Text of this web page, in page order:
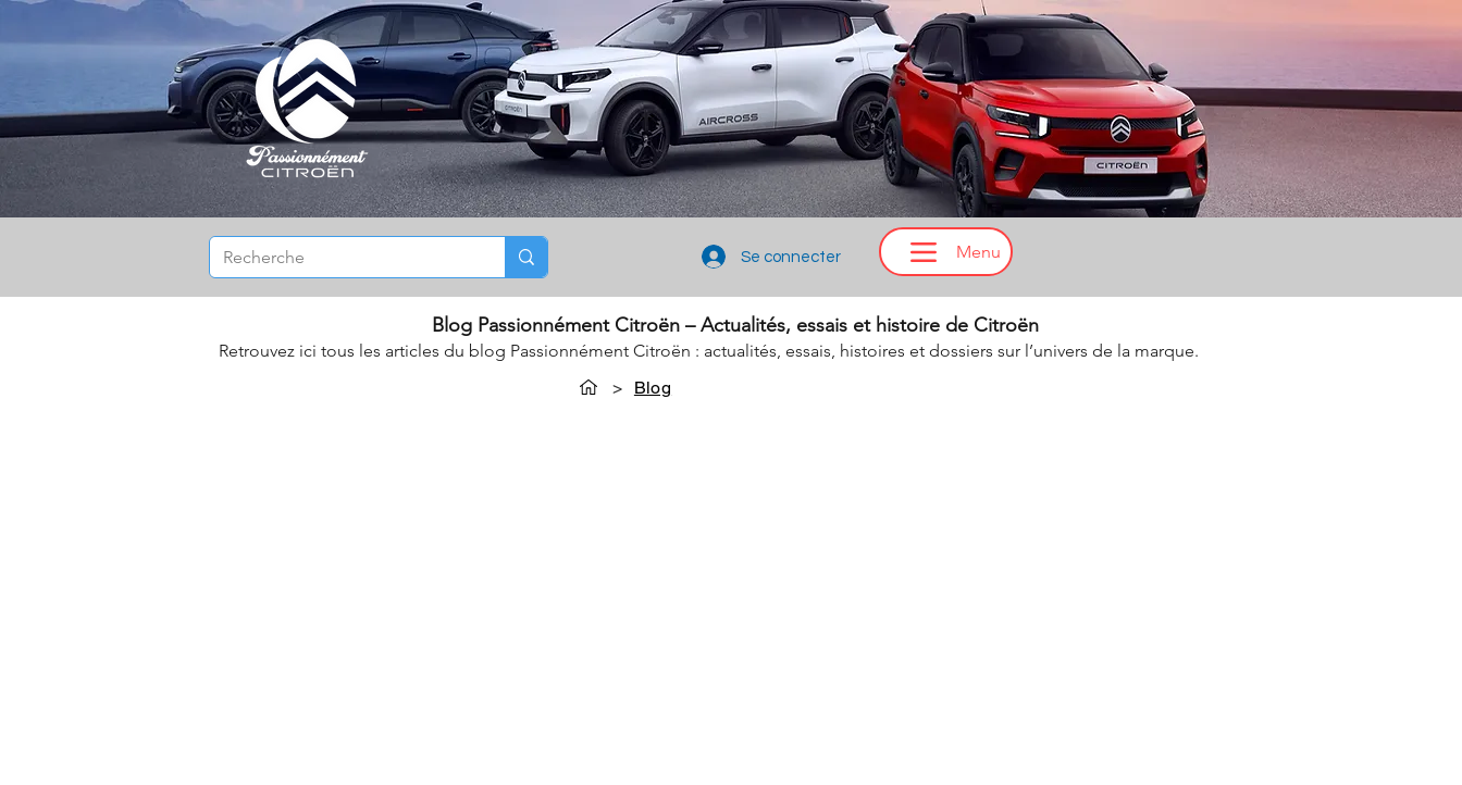
Se connecter
Blog Passionnément Citroën – Actualités, essais et histoire de Citroën
Retrouvez ici tous les articles du blog Passionnément Citroën : actualités, essais, histoires et dossiers sur l’univers de la marque.
>
Blog
Menu